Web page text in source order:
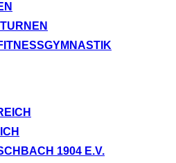
1904 E.V.